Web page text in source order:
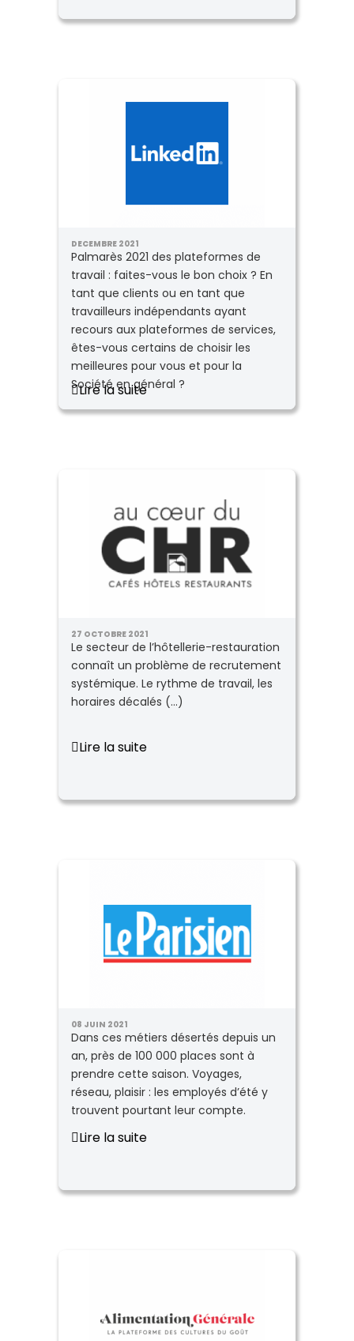
DECEMBRE 2021
Palmarès 2021 des plateformes de
travail : faites-vous le bon choix ? En
tant que clients ou en tant que
travailleurs indépendants ayant
recours aux plateformes de services,
êtes-vous certains de choisir les
meilleures pour vous et pour la
Société en général ?
Lire la suite
27 OCTOBRE 2021
Le secteur de l’hôtellerie-restauration
connaît un problème de recrutement
systémique. Le rythme de travail, les
horaires décalés (...)
Lire la suite
08 JUIN 2021
Dans ces métiers désertés depuis un
an, près de 100 000 places sont à
prendre cette saison. Voyages,
réseau, plaisir : les employés d’été y
trouvent pourtant leur compte.
Lire la suite